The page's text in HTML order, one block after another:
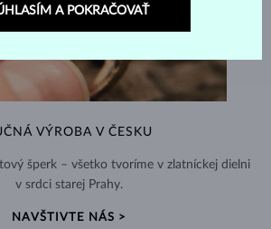
VÝROBA V ČESKU
šperk – všetko tvoríme v zlatníckej dielni
v srdci starej Prahy.
NAVŠTIVTE NÁS >
A POKRAČOVAŤ